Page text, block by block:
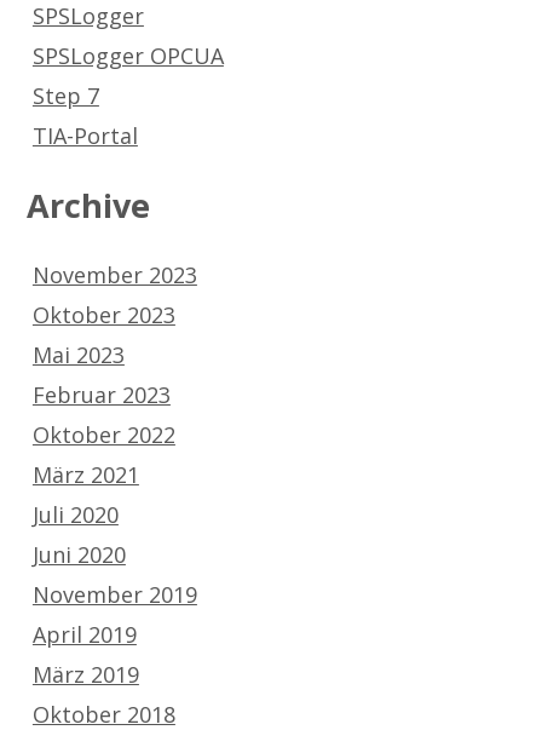
SPSLogger
SPSLogger OPCUA
Step 7
TIA-Portal
Archive
November 2023
Oktober 2023
Mai 2023
Februar 2023
Oktober 2022
März 2021
Juli 2020
Juni 2020
November 2019
April 2019
März 2019
Oktober 2018